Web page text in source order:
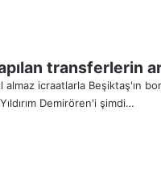
transferlerin
almaz icraatlarla Beşiktaş'ın
Demirören'i şimdi…